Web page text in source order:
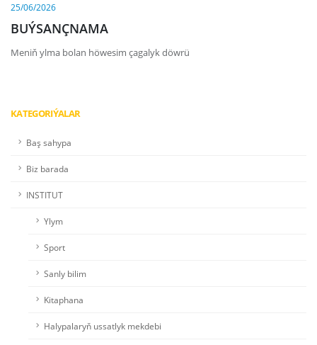
25/06/2026
BUÝSANÇNAMA
Meniň ylma bolan höwesim çagalyk döwrü
KATEGORIÝALAR
Baş sahypa
Biz barada
INSTITUT
Ylym
Sport
Sanly bilim
Kitaphana
Halypalaryň ussatlyk mekdebi